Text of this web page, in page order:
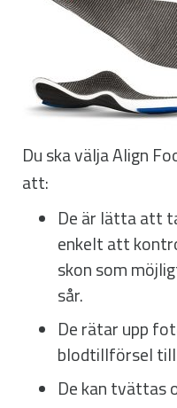
Du ska välja Align
att:
De är lätta att
enkelt att
skon som
sår.
De rätar upp
blodtillförsel
De kan tvättas